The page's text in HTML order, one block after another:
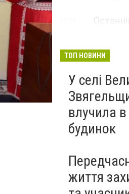
ТОП НОВИНИ
У селі
влучила
будинок
життя